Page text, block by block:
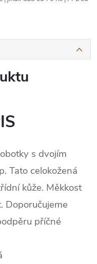
s dvojím
Tato celokožená
kůže. Měkkost
Doporučujeme
příčné